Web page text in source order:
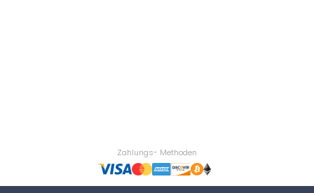
Zahlungs- Methoden